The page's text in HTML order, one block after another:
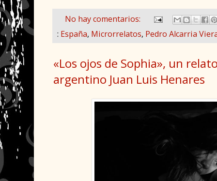
No hay comentarios:
: España, Microrrelatos, Pedro Alcarria
«Los ojos de Sophia», un
argentino Juan Luis Henares